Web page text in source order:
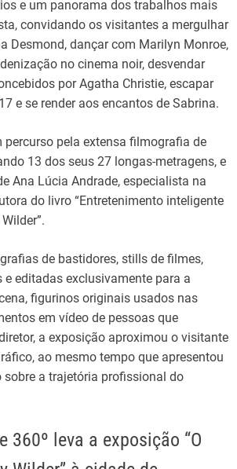
e um panorama dos trabalhos mais
convidando os visitantes a mergulhar
Desmond, dançar com Marilyn Monroe,
no cinema noir, desvendar
por Agatha Christie, escapar
e se render aos encantos de Sabrina.
percurso pela extensa filmografia de
13 dos seus 27 longas-metragens, e
Ana Lúcia Andrade, especialista na
do livro “Entretenimento inteligente
de bastidores, stills de filmes,
e editadas exclusivamente para a
figurinos originais usados nas
em vídeo de pessoas que
a exposição aproximou o visitante
ao mesmo tempo que apresentou
a trajetória profissional do
360º leva a exposição “O